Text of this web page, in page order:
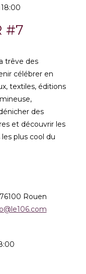
#7
trêve des
célébrer en
textiles, éditions
des
et découvrir les
plus cool du
Rouen